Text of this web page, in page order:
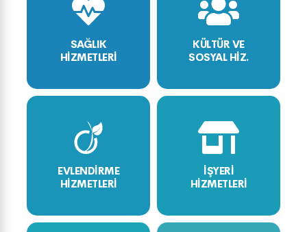
SAĞLIK
HİZMETLERİ
KÜLTÜR VE
SOSYAL HİZ.
EVLENDİRME
HİZMETLERİ
İŞYERİ
HİZMETLERİ